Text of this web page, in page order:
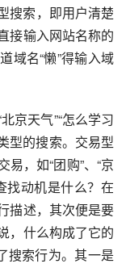
搜索，即用户清楚
接输入网站名称的
域名“懒”得输入域
京天气”“怎么学习
型的搜索。交易型
，如“团购”、“京
找动机是什么？在
描述，其次便是要
，什么构成了它的
搜索行为。其一是